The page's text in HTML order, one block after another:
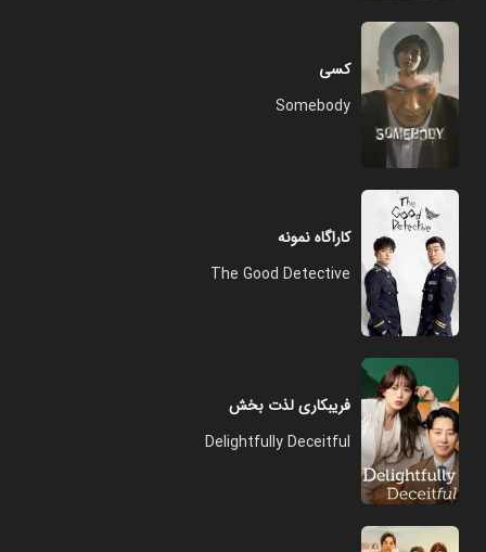
کسی
Somebody
کاراگاه نمونه
The Good Detective
فریبکاری لذت بخش
Delightfully Deceitful